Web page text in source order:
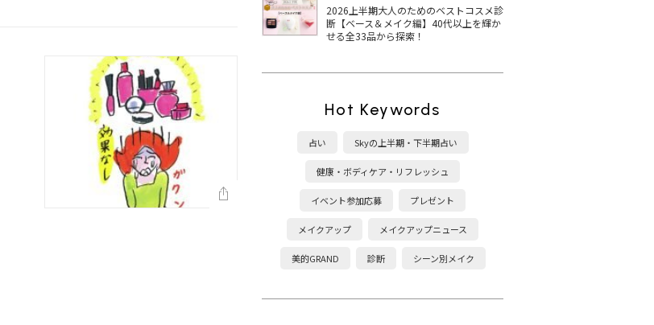
2026上半期大人のためのベストコスメ診
断【ベース＆メイク編】40代以上を輝か
せる全33品から探索！
Hot Keywords
占い Skyの上半期・下半期占い
健康・ボディケア・リフレッシュ
イベント参加応募 プレゼント
メイクアップ メイクアップニュース
美的GRAND 診断 シーン別メイク